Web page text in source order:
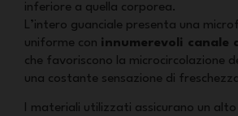
inferiore a quella corporea.
L’intero guanciale presenta una
uniforme con innumerevoli canale
che favoriscono la microcircolazione
una costante sensazione di
I materiali utilizzati assicurano un